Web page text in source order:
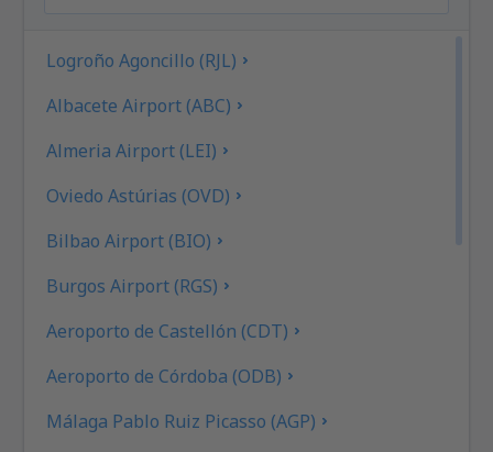
Logroño Agoncillo (RJL)
Albacete Airport (ABC)
Almeria Airport (LEI)
Oviedo Astúrias (OVD)
Bilbao Airport (BIO)
Burgos Airport (RGS)
Aeroporto de Castellón (CDT)
Aeroporto de Córdoba (ODB)
Málaga Pablo Ruiz Picasso (AGP)